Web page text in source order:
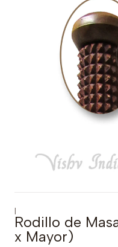
|
Rodillo de
x Mayor)